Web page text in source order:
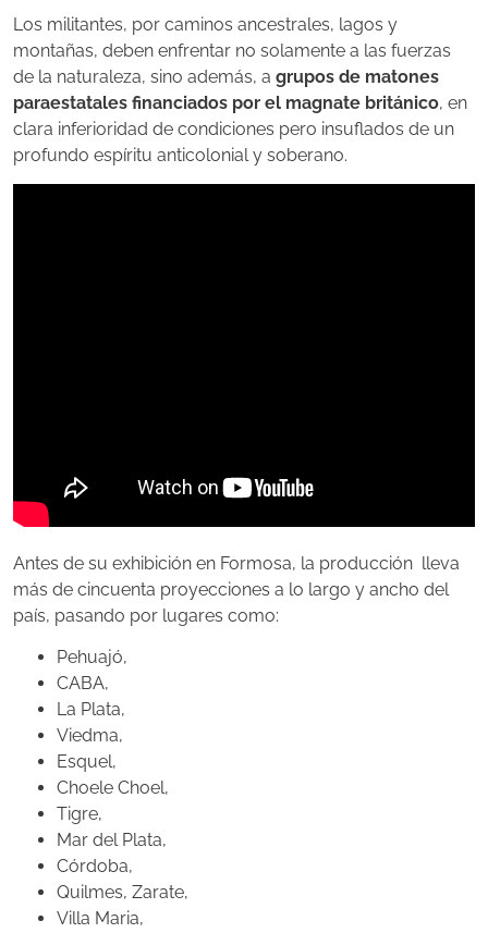
Los militantes, por caminos ancestrales, lagos y
montañas, deben enfrentar no solamente a las fuerzas
de la naturaleza, sino además, a grupos de matones
paraestatales financiados por el magnate británico, en
clara inferioridad de condiciones pero insuflados de un
profundo espíritu anticolonial y soberano.
Antes de su exhibición en Formosa, la producción lleva
más de cincuenta proyecciones a lo largo y ancho del
país, pasando por lugares como:
Pehuajó,
CABA,
La Plata,
Viedma,
Esquel,
Choele Choel,
Tigre,
Mar del Plata,
Córdoba,
Quilmes, Zarate,
Villa Maria,